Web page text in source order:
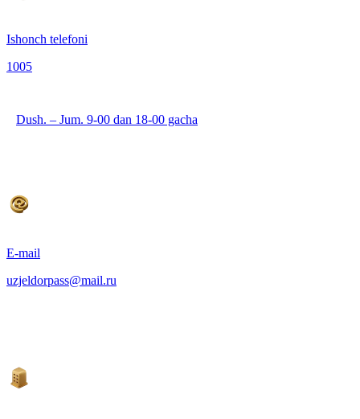
Ishonch telefoni
1005
Dush. – Jum. 9-00 dan 18-00 gacha
E-mail
uzjeldorpass@mail.ru